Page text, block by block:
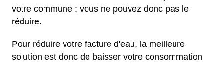
votre commune : vous ne pouvez donc pas le
réduire.
Pour réduire votre facture d'eau, la meilleure
solution est donc de baisser votre consommation